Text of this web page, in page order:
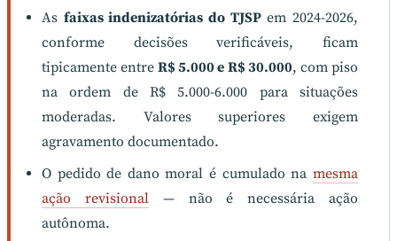
As faixas indenizatórias do TJSPem 2024-2026,
conforme decisões verificáveis, ficam
tipicamente entreR$ 5.000 e R$ 30.000, com piso
na ordem de R$ 5.000-6.000 para situações
moderadas. Valores superiores exigem
agravamento documentado.
O pedido de dano moral é cumulado na mesma
ação revisional— não é necessária ação
autônoma.